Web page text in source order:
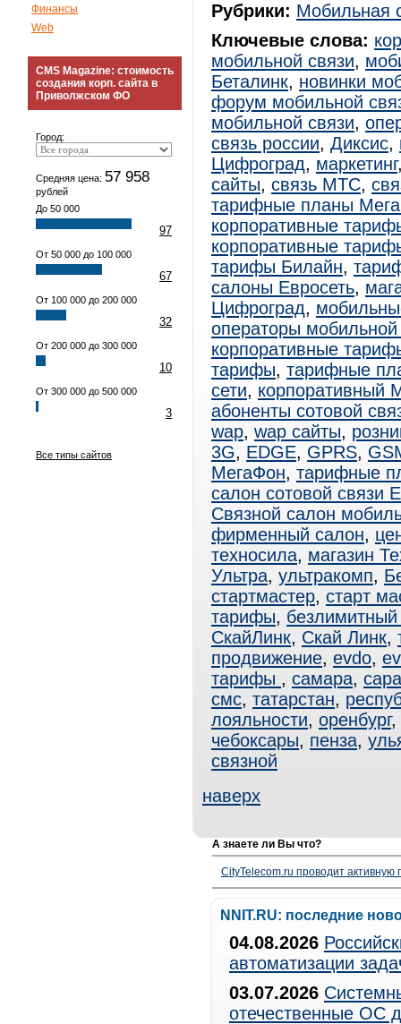
Финансы
Web
CMS Magazine: стоимость
создания корп. сайта в
Приволжском ФО
Город:
Средняя цена: 57 958
рублей
До 50 000
97
От 50 000 до 100 000
67
От 100 000 до 200 000
32
От 200 000 до 300 000
10
От 300 000 до 500 000
3
Все типы сайтов
Рубрики: Мобильная
Ключевые слова:
мобильной связи,
Беталинк, новинки
форум мобильной
мобильной связи,
связь россии, Диксис,
Цифроград, маркетинг
сайты, связь МТС,
тарифные планы
корпоративные
корпоративные
тарифы Билайн,
салоны Евросеть,
Цифроград,
операторы мобильной
корпоративные
тарифы, тарифные
сети, корпоративный
абоненты сотовой
wap, wap сайты,
3G, EDGE, GPRS,
МегаФон, тарифные
салон сотовой связи
Связной салон
фирменный салон,
техносила, магазин
Ультра, ультракомп,
стартмастер, старт
тарифы,
СкайЛинк, Скай Линк,
продвижение, evdo,
тарифы , самара,
смс, татарстан,
лояльности, оренбург,
чебоксары, пенза,
связной
наверх
А знаете ли Вы что?
CityTelecom.ru проводит активную
NNIT.RU: последние
04.08.2026
автоматизации
03.07.2026
отечественные ОС